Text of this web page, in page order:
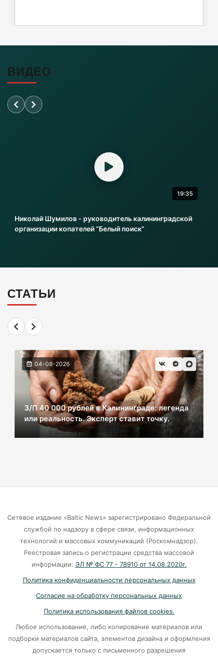
Почти 38 км дорог отремонтировано в
Переезд на Камской в Калининграде закроют
для проезда
06-08-2026
Литовский шпион осужден в Калининграде
06-08-2026
700 млн рублей
В Черняховске из реки достали тело
женщины. Следком проводит проверку.
06-08-2026
В центре Зеленоградска уже неделю
красуется фекальная лужа
Больше тонны рыбы незаконно выловили в
Калининградской области с начала года
06-08-2026
В Светлогорске женщина купила «корейца»
по «удалёнке» и потеряла деньги
05-08-2026
На двух перекрёстках в Калининграде теперь
нужно ехать по-новому
ВИДЕО
19:35
Николай Шумилов - руководитель калининградской
организации копателей “Белый поиск”
СТАТЬИ
04-08-2026
З/П 40 000 рублей в Калининграде: легенда
или реальность. Эксперт ставит точку.
Сетевое издание «Baltic News» зарегистрировано Федеральной
службой по надзору в сфере связи, информационных
технологий и массовых коммуникаций (Роскомнадзор).
Реестровая запись о регистрации средства массовой
информации: ЭЛ № ФС 77 - 78910 от 14.08.2020г.
Политика конфиденциальности персональных данных
Согласие на обработку персональных данных
Политика использования файлов cookies.
Любое использование, либо копирование материалов или
подборки материалов сайта, элементов дизайна и оформления
допускается только с письменного разрешения